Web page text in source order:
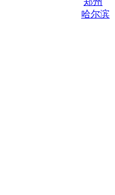
哈尔滨